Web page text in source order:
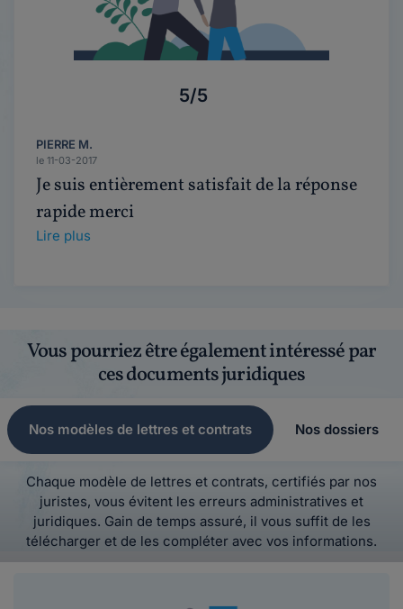
5/5
PIERRE M.
le 11-03-2017
Je suis entièrement satisfait de la réponse
rapide merci
Lire plus
Vous pourriez être également intéressé par
ces documents juridiques
Nos modèles de lettres et contrats Nos dossiers
Chaque modèle de lettres et contrats, certifiés par nos
juristes, vous évitent les erreurs administratives et
juridiques. Gain de temps assuré, il vous suffit de les
télécharger et de les compléter avec vos informations.